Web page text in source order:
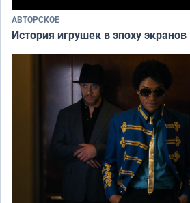
АВТОРСКОЕ
История игрушек в эпоху экранов